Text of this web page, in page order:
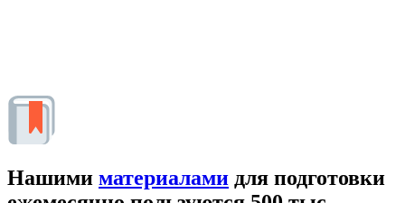
Нашими материалами для подготовки